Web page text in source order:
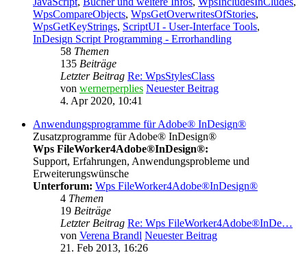
WpsCompareObjects, WpsGetOverwritesOfStories,
WpsGetKeyStrings, ScriptUI - User-Interface Tools,
InDesign Script Programming - Errorhandling
58 Themen
135 Beiträge
Letzter Beitrag Re: WpsStylesClass
von wernerperplies Neuester Beitrag
4. Apr 2020, 10:41
Anwendungsprogramme für Adobe® InDesign®
Zusatzprogramme für Adobe® InDesign®
Wps FileWorker4Adobe®InDesign®:
Support, Erfahrungen, Anwendungsprobleme und
Erweiterungswünsche
Unterforum: Wps FileWorker4Adobe®InDesign®
4 Themen
19 Beiträge
Letzter Beitrag Re: Wps FileWorker4Adobe®InDe…
von Verena Brandl Neuester Beitrag
21. Feb 2013, 16:26